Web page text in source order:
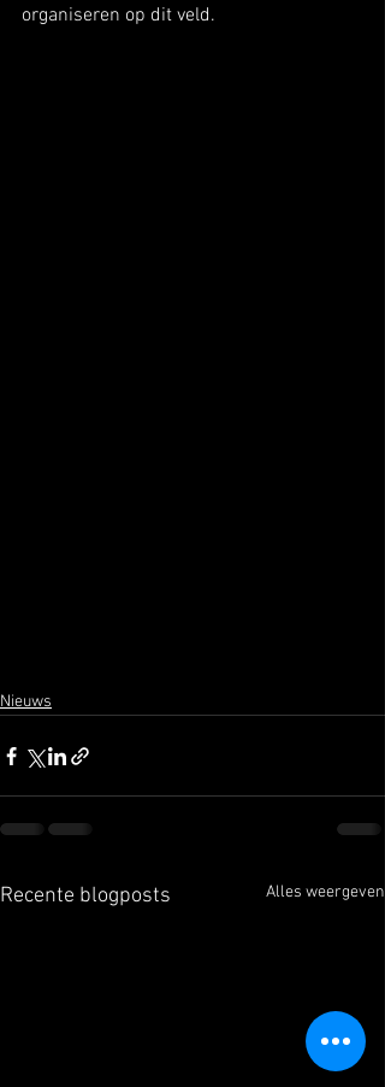
organiseren op dit veld.
Nieuws
Recente blogposts Alles weergeven